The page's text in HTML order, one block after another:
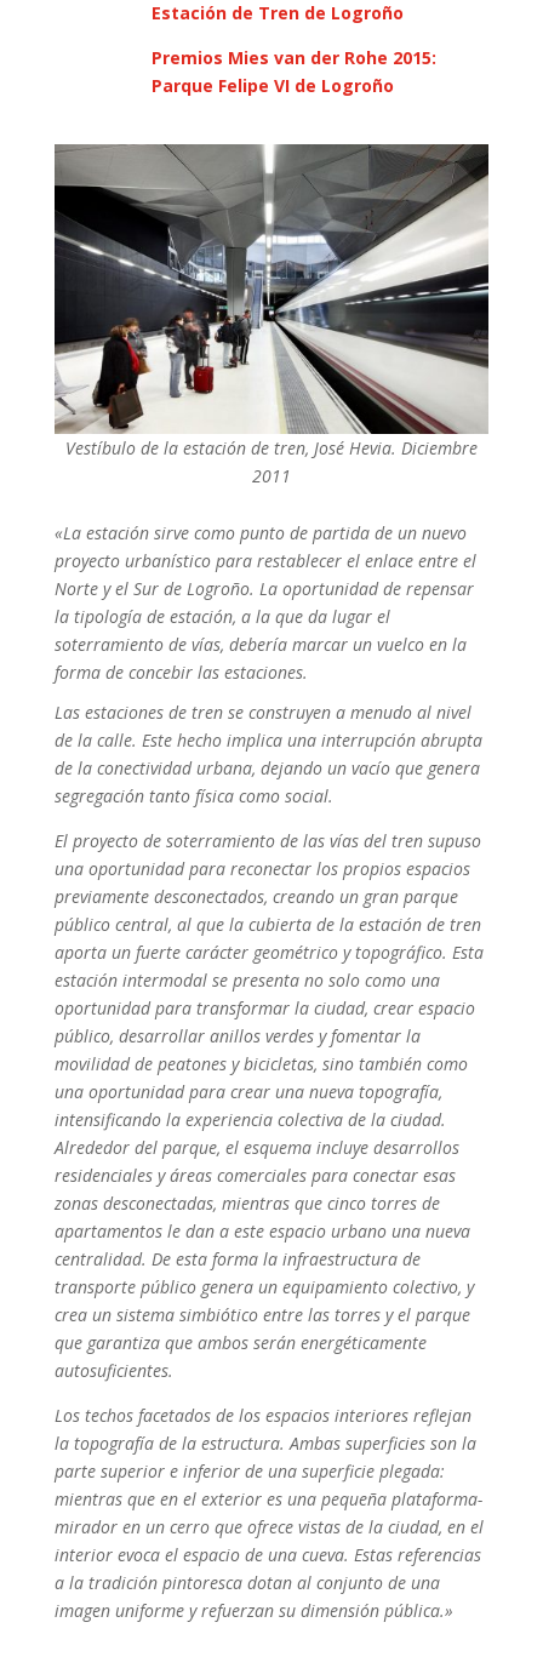
Estación de Tren de Logroño
Premios Mies van der Rohe 2015:
Parque Felipe VI de Logroño
Vestíbulo de la estación de tren, José Hevia. Diciembre
2011
«La estación sirve como punto de partida de un nuevo
proyecto urbanístico para restablecer el enlace entre el
Norte y el Sur de Logroño. La oportunidad de repensar
la tipología de estación, a la que da lugar el
soterramiento de vías, debería marcar un vuelco en la
forma de concebir las estaciones.
Las estaciones de tren se construyen a menudo al nivel
de la calle. Este hecho implica una interrupción abrupta
de la conectividad urbana, dejando un vacío que genera
segregación tanto física como social.
El proyecto de soterramiento de las vías del tren supuso
una oportunidad para reconectar los propios espacios
previamente desconectados, creando un gran parque
público central, al que la cubierta de la estación de tren
aporta un fuerte carácter geométrico y topográfico. Esta
estación intermodal se presenta no solo como una
oportunidad para transformar la ciudad, crear espacio
público, desarrollar anillos verdes y fomentar la
movilidad de peatones y bicicletas, sino también como
una oportunidad para crear una nueva topografía,
intensificando la experiencia colectiva de la ciudad.
Alrededor del parque, el esquema incluye desarrollos
residenciales y áreas comerciales para conectar esas
zonas desconectadas, mientras que cinco torres de
apartamentos le dan a este espacio urbano una nueva
centralidad. De esta forma la infraestructura de
transporte público genera un equipamiento colectivo, y
crea un sistema simbiótico entre las torres y el parque
que garantiza que ambos serán energéticamente
autosuficientes.
Los techos facetados de los espacios interiores reflejan
la topografía de la estructura. Ambas superficies son la
parte superior e inferior de una superficie plegada:
mientras que en el exterior es una pequeña plataforma-
mirador en un cerro que ofrece vistas de la ciudad, en el
interior evoca el espacio de una cueva. Estas referencias
a la tradición pintoresca dotan al conjunto de una
imagen uniforme y refuerzan su dimensión pública.»